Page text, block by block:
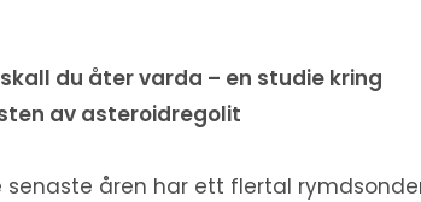
du åter varda – en studie kring
av asteroidregolit
senaste åren har ett flertal